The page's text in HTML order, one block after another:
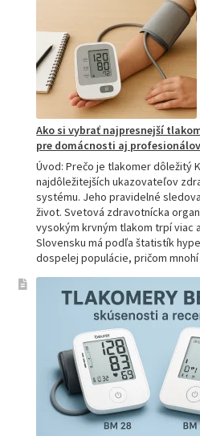
prečo
je
hitom
na
Slovensku?
Ako si vybrať najpresnejší
pre domácnosti aj profesionálov
Úvod: Prečo je tlakomer dôležitý
najdôležitejších ukazovateľov
systému. Jeho pravidelné
život. Svetová zdravotnícka
vysokým krvným tlakom trpí viac
Slovensku má podľa štatistík
dospelej populácie, pričom